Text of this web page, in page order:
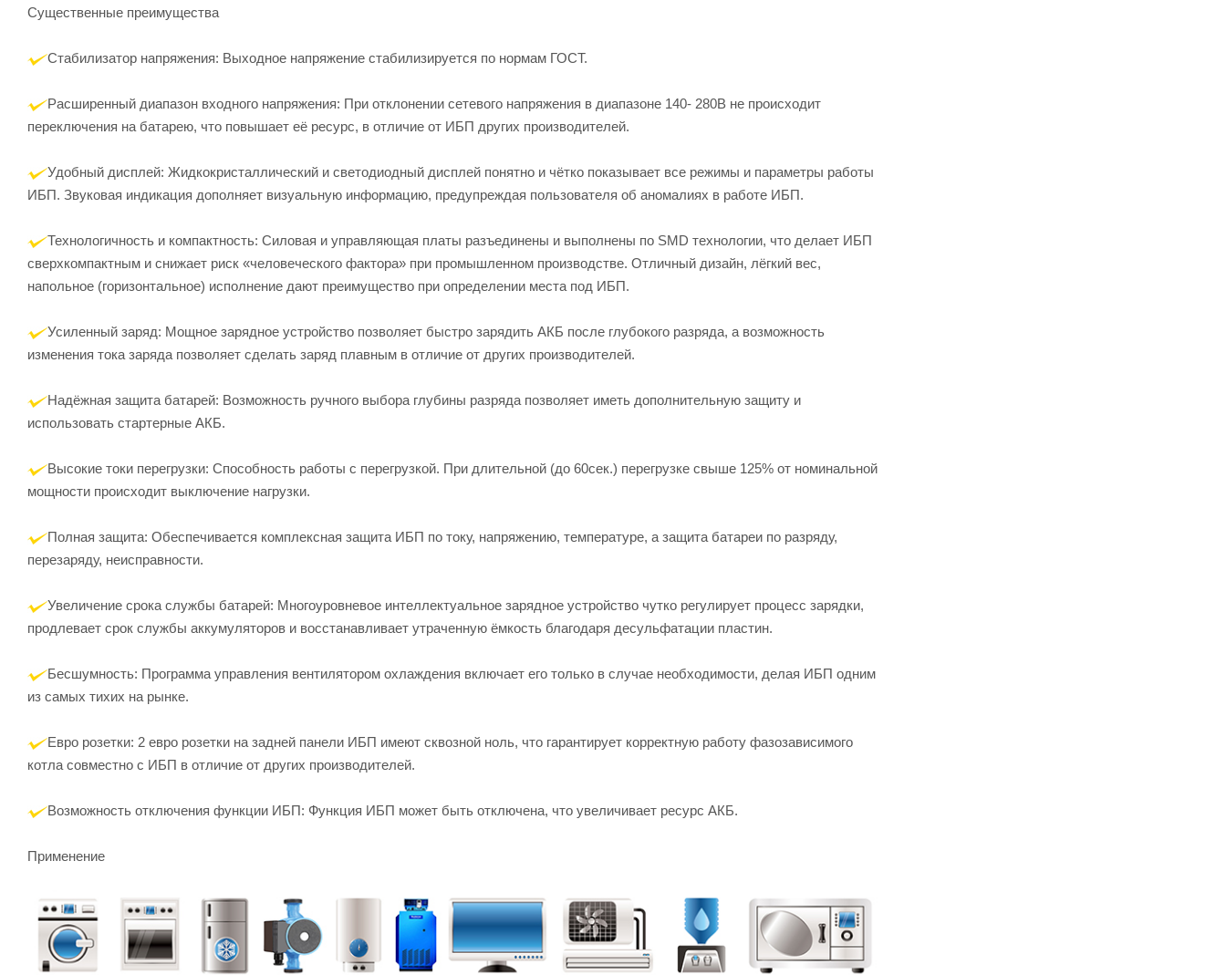
Существенные преимущества
Стабилизатор напряжения: Выходное напряжение стабилизируется по нормам ГОСТ.
Расширенный диапазон входного напряжения: При отклонении сетевого напряжения в диапазоне 140- 280В не происходит
переключения на батарею, что повышает её ресурс, в отличие от ИБП других производителей.
Удобный дисплей: Жидкокристаллический и светодиодный дисплей понятно и чётко показывает все режимы и параметры работы
ИБП. Звуковая индикация дополняет визуальную информацию, предупреждая пользователя об аномалиях в работе ИБП.
Технологичность и компактность: Силовая и управляющая платы разъединены и выполнены по SMD технологии, что делает ИБП
сверхкомпактным и снижает риск «человеческого фактора» при промышленном производстве. Отличный дизайн, лёгкий вес,
напольное (горизонтальное) исполнение дают преимущество при определении места под ИБП.
Усиленный заряд: Мощное зарядное устройство позволяет быстро зарядить АКБ после глубокого разряда, а возможность
изменения тока заряда позволяет сделать заряд плавным в отличие от других производителей.
Надёжная защита батарей: Возможность ручного выбора глубины разряда позволяет иметь дополнительную защиту и
использовать стартерные АКБ.
Высокие токи перегрузки: Способность работы с перегрузкой. При длительной (до 60сек.) перегрузке свыше 125% от номинальной
мощности происходит выключение нагрузки.
Полная защита: Обеспечивается комплексная защита ИБП по току, напряжению, температуре, а защита батареи по разряду,
перезаряду, неисправности.
Увеличение срока службы батарей: Многоуровневое интеллектуальное зарядное устройство чутко регулирует процесс зарядки,
продлевает срок службы аккумуляторов и восстанавливает утраченную ёмкость благодаря десульфатации пластин.
Бесшумность: Программа управления вентилятором охлаждения включает его только в случае необходимости, делая ИБП одним
из самых тихих на рынке.
Евро розетки: 2 евро розетки на задней панели ИБП имеют сквозной ноль, что гарантирует корректную работу фазозависимого
котла совместно с ИБП в отличие от других производителей.
Возможность отключения функции ИБП: Функция ИБП может быть отключена, что увеличивает ресурс АКБ.
Применение